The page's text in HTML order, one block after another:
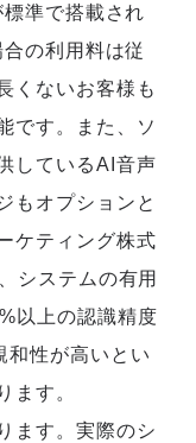
準で搭載され
の利用料は従
くないお客様も
です。また、ソ
しているAI音声
もオプションと
ケティング株式
システムの有用
以上の認識精度
性が高いとい
ます。
ます。実際のシ